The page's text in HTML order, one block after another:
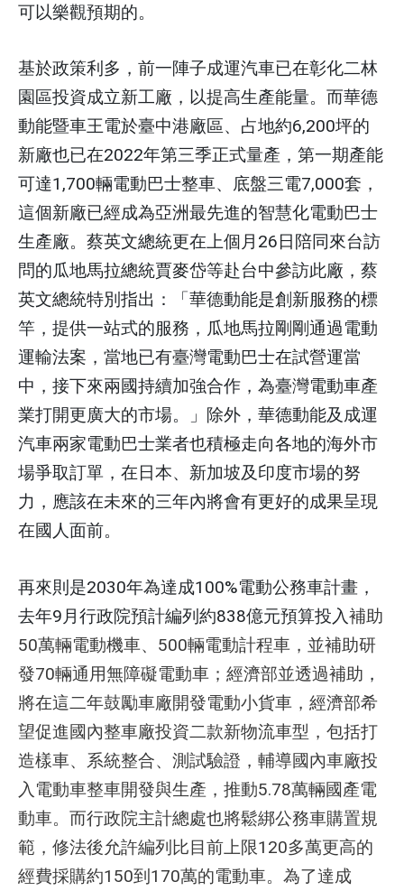
可以樂觀預期的。
基於政策利多，前一陣子成運汽車已在彰化二林
園區投資成立新工廠，以提高生產能量。而華德
動能暨車王電於臺中港廠區、占地約6,200坪的
新廠也已在2022年第三季正式量產，第一期產能
可達1,700輛電動巴士整車、底盤三電7,000套，
這個新廠已經成為亞洲最先進的智慧化電動巴士
生產廠。蔡英文總統更在上個月26日陪同來台訪
問的瓜地馬拉總統賈麥岱等赴台中參訪此廠，蔡
英文總統特別指出：「華德動能是創新服務的標
竿，提供一站式的服務，瓜地馬拉剛剛通過電動
運輸法案，當地已有臺灣電動巴士在試營運當
中，接下來兩國持續加強合作，為臺灣電動車產
業打開更廣大的市場。」除外，華德動能及成運
汽車兩家電動巴士業者也積極走向各地的海外市
場爭取訂單，在日本、新加坡及印度市場的努
力，應該在未來的三年內將會有更好的成果呈現
在國人面前。
再來則是2030年為達成100%電動公務車計畫，
去年9月行政院預計編列約838億元預算投入補助
50萬輛電動機車、500輛電動計程車，並補助研
發70輛通用無障礙電動車；經濟部並透過補助 ，
將在這二年鼓勵車廠開發電動小貨車，經濟部希
望促進國內整車廠投資二款新物流車型，包括打
造樣車、系統整合、測試驗證，輔導國內車廠投
入電動車整車開發與生產，推動5.78萬輛國產電
動車。而行政院主計總處也將鬆綁公務車購置規
範，修法後允許編列比目前上限120多萬更高的
經費採購約150到170萬的電動車。為了達成